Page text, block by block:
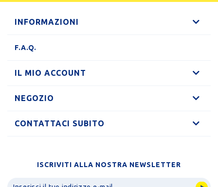
INFORMAZIONI
F.A.Q.
IL MIO ACCOUNT
NEGOZIO
CONTATTACI SUBITO
ISCRIVITI ALLA NOSTRA NEWSLETTER